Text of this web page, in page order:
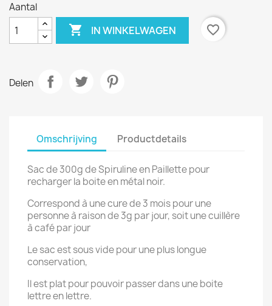
Aantal
 IN WINKELWAGEN favorite_border
Delen
Omschrijving Productdetails
Sac de 300g de Spiruline en Paillette pour
recharger la boite en métal noir.
Correspond à une cure de 3 mois pour une
personne à raison de 3g par jour, soit une cuillère
à café par jour
Le sac est sous vide pour une plus longue
conservation,
Il est plat pour pouvoir passer dans une boite
lettre en lettre.